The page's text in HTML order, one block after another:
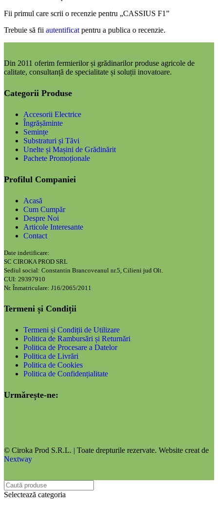
Fii primul care scrii o recenzie pentru „CASSIUS F1”
Trebuie să fii autentificat pentru a publica o recenzie.
Din 2011 oferim fermierilor și grădinarilor produse agricole de
calitate, consultanță de specialitate și soluții inovatoare.
Categorii Produse
Accesorii Electrice
Îngrășăminte
Semințe
Substraturi și Tăvi
Unelte și Mașini de Grădinărit
Pachete Promoționale
Profilul Companiei
Acasă
Cum Cumpăr
Despre Noi
Articole Interesante
Contact
Date indetificare:
SC CIROKA PROD SRL
Sediul social: Constantin Brancoveanul nr.5, Cilieni jud Olt.
CUI: 29397910
Nr. Înmatriculare: J16/2065/2011
Termeni și Condiții
Termeni și Condiții de Utilizare
Politica de Rambursări și Returnări
Politica de Procesare a Datelor
Politica de Livrări
Politica de Cookies
Politica de Confidențialitate
Urmărește-ne:
© Ciroka Prod S.R.L. | Toate drepturile rezervate. Website creat de
Nextway
Selectează categoria